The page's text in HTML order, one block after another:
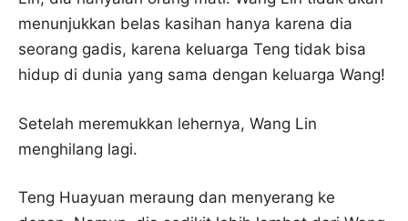
menunjukkan belas kasihan hanya karena dia
seorang gadis, karena keluarga Teng tidak bisa
hidup di dunia yang sama dengan keluarga Wang!
Setelah meremukkan lehernya, Wang Lin
menghilang lagi.
Teng Huayuan meraung dan menyerang ke